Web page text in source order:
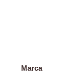
Marca